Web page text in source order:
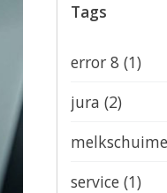
Tags
error 8 (1)
jura (2)
service (1)